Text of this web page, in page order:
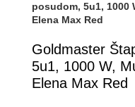
posudom, 5u1, 1000
Elena Max Red
Goldmaster
5u1, 1000 W,
Elena Max Red